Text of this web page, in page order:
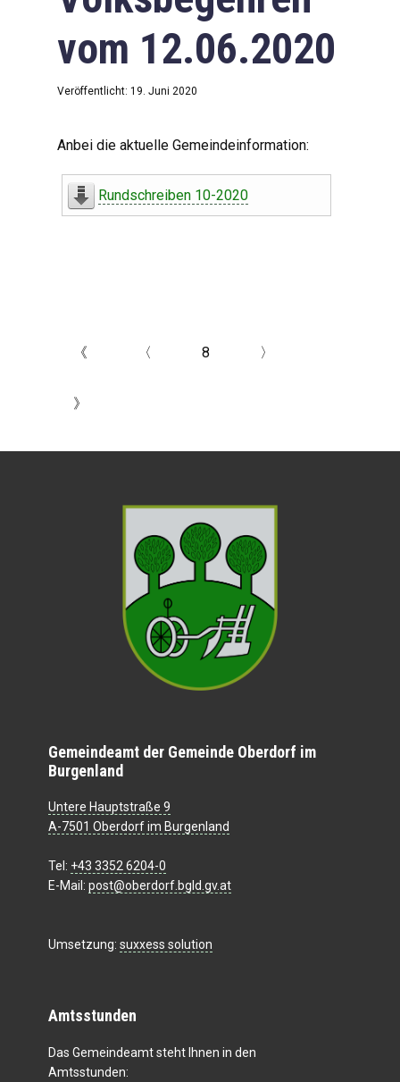
vom 12.06.2020
Veröffentlicht: 19. Juni 2020
Anbei die aktuelle Gemeindeinformation:
Rundschreiben 10-2020
《 〈 8 〉
》
Gemeindeamt der Gemeinde Oberdorf im
Burgenland
Untere Hauptstraße 9
A-7501 Oberdorf im Burgenland
Tel: +43 3352 6204-0
E-Mail: post@oberdorf.bgld.gv.at
Umsetzung: suxxess solution
Amtsstunden
Das Gemeindeamt steht Ihnen in den
Amtsstunden: